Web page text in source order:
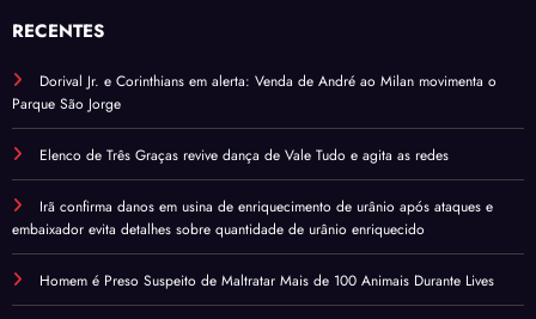
RECENTES
Dorival Jr. e Corinthians em alerta: Venda de André ao Milan movimenta o
Parque São Jorge
Elenco de Três Graças revive dança de Vale Tudo e agita as redes
Irã confirma danos em usina de enriquecimento de urânio após ataques e
embaixador evita detalhes sobre quantidade de urânio enriquecido
Homem é Preso Suspeito de Maltratar Mais de 100 Animais Durante Lives